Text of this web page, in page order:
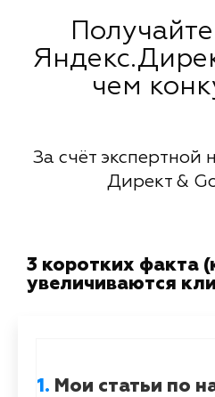
чем
За счёт экспертной
Директ &
3 коротких факта
увеличиваются
1. Мои статьи по